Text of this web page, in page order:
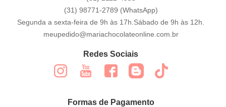
(31) 98771-2789 (WhatsApp)
Segunda a sexta-feira de 9h às 17h.Sábado de 9h às 12h.
meupedido@mariachocolateonline.com.br
Redes Sociais
Formas de Pagamento